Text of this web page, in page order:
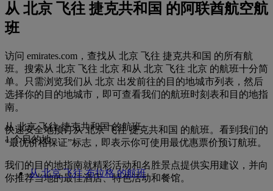
从 北京 飞往 捷克共和国 的阿联酋航空航
班
访问 emirates.com，查找从 北京 飞往 捷克共和国 的所有航
班。搜索从 北京 飞往 北京 和从 北京 飞往 北京 的航班十分简
单。只需浏览我们从 北京 出发前往的目的地城市列表，然后
选择你的目的地城市，即可查看我们的航班时刻表和目的地指
南。
快速安全地预订从 北京 飞往 捷克共和国 的航班。看到我们的
“最优价格保证”标志，即表示你可使用最优惠票价预订航班。
我们的目的地指南就精彩活动和名胜景点提供实用建议，并向
你推荐当地的最佳酒店、特色活动和餐馆。
从 北京 飞往 捷克共和国 的航班
1 个目的地
从 北京 飞往 布拉格 的航班